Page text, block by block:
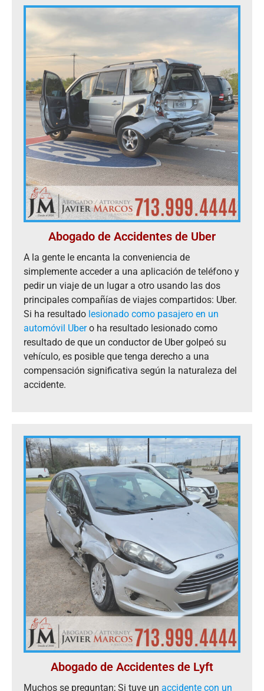
Abogado de Accidentes de Uber
A la gente le encanta la conveniencia de
simplemente acceder a una aplicación de teléfono y
pedir un viaje de un lugar a otro usando las dos
principales compañías de viajes compartidos: Uber.
Si ha resultado lesionado como pasajero en un
automóvil Ubero ha resultado lesionado como
resultado de que un conductor de Uber golpeó su
vehículo, es posible que tenga derecho a una
compensación significativa según la naturaleza del
accidente.
Abogado de Accidentes de Lyft
Muchos se preguntan; Si tuve un accidente con un